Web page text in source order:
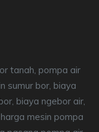
tanah, pompa air
sumur bor, biaya
biaya ngebor air,
mesin pompa